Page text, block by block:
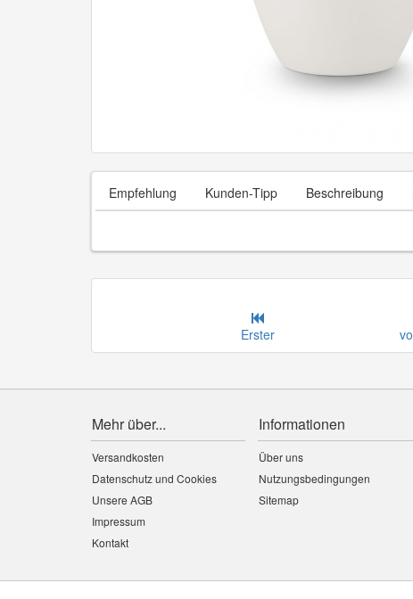
Empfehlung Kunden-Tipp Beschreibung
Erster
Mehr über...
Versandkosten
Datenschutz und Cookies
Unsere AGB
Impressum
Kontakt
Informationen
Über uns
Nutzungsbedingungen
Sitemap